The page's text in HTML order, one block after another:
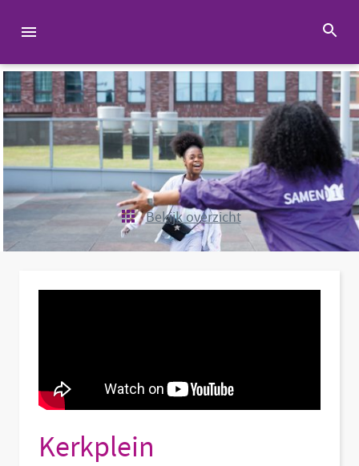
Bekijk overzicht
Kerkplein